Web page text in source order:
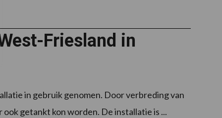
Friesland in
in gebruik genomen. Door verbreding van
getankt kon worden. De installatie is ...